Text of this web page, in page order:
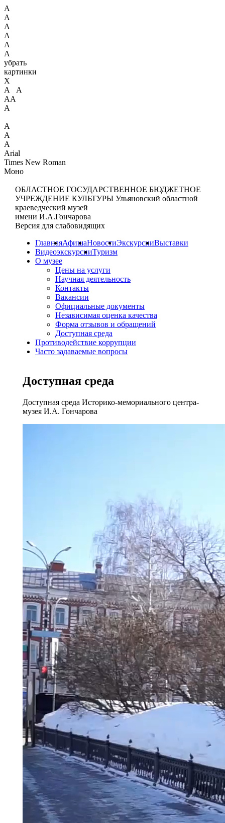
А
А
А
А
А
А
убрать
картинки
X
А А
АА
А
А
А
А
Arial
Times New Roman
Моно
ОБЛАСТНОЕ ГОСУДАРСТВЕННОЕ БЮДЖЕТНОЕ
УЧРЕЖДЕНИЕ КУЛЬТУРЫ Ульяновский областной
краеведческий музей
имени И.А.Гончарова
Версия для слабовидящих
ГлавнаяАфишаНовостиЭкскурсииВыставки
ВидеоэкскурсииТуризм
О музее
Цены на услуги
Научная деятельность
Контакты
Вакансии
Официальные документы
Независимая оценка качества
Форма отзывов и обращений
Доступная среда
Противодействие коррупции
Часто задаваемые вопросы
Доступная среда
Доступная среда Историко-мемориального центра-
музея И.А. Гончарова